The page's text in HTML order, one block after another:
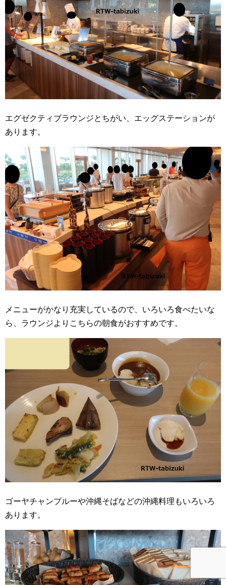
エグゼクティブラウンジとちがい、エッグステーションが
あります。
メニューがかなり充実しているので、いろいろ食べたいな
ら、ラウンジよりこちらの朝食がおすすめです。
ゴーヤチャンプルーや沖縄そばなどの沖縄料理もいろいろ
あります。